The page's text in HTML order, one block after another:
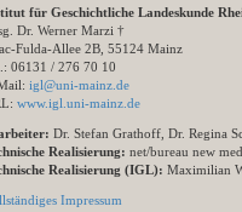
für Geschichtliche Landeskunde
Dr. Werner Marzi †
Fulda-Allee 2B, 55124 Mainz
06131 / 276 70 10
igl@uni-mainz.de
www.igl.uni-mainz.de
Dr. Stefan Grathoff, Dr. Regina
Realisierung: net/bureau new
Realisierung (IGL): Maximilian
Impressum